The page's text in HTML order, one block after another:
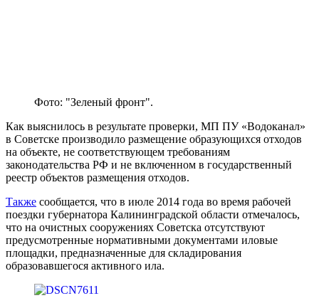
Фото: "Зеленый фронт".
Как выяснилось в результате проверки, МП ПУ «Водоканал»
в Советске производило размещение образующихся отходов
на объекте, не соответствующем требованиям
законодательства РФ и не включенном в государственный
реестр объектов размещения отходов.
Также сообщается, что в июле 2014 года во время рабочей
поездки губернатора Калининградской области отмечалось,
что на очистных сооружениях Советска отсутствуют
предусмотренные нормативными документами иловые
площадки, предназначенные для складирования
образовавшегося активного ила.